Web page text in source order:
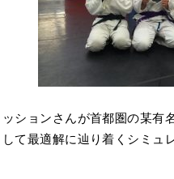
ションさんが首都圏の某
て最適解に辿り着くシミュ